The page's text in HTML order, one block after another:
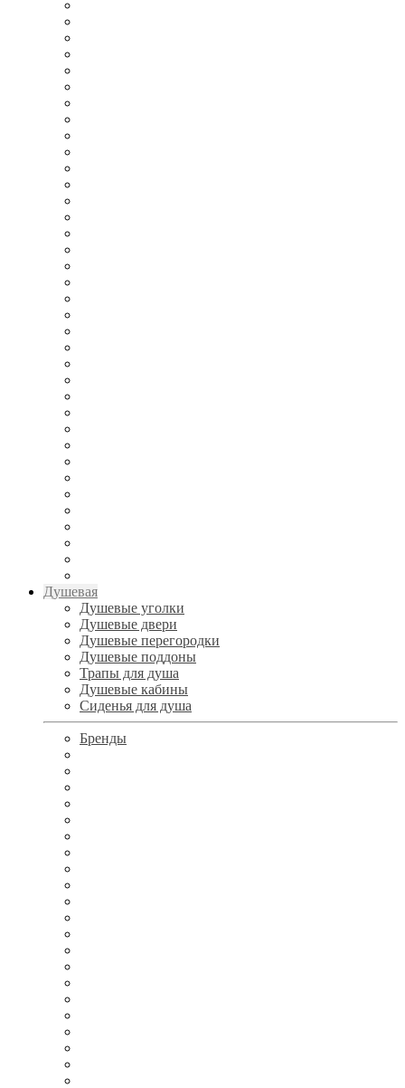
Душевая
Душевые уголки
Душевые двери
Душевые перегородки
Душевые поддоны
Трапы для душа
Душевые кабины
Сиденья для душа
Бренды